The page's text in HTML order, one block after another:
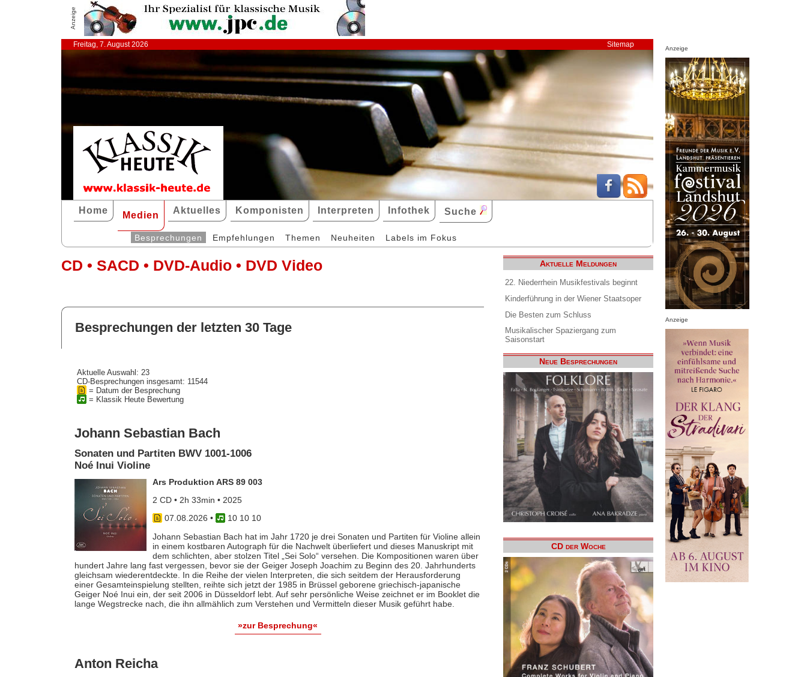
Anzeige
Freitag, 7. August 2026 Sitemap
Home Medien Aktuelles Komponisten Interpreten Infothek Suche
Besprechungen Empfehlungen Themen Neuheiten Labels im Fokus
CD • SACD • DVD-Audio • DVD Video
Besprechungen der letzten 30 Tage
Aktuelle Auswahl: 23
CD-Besprechungen insgesamt: 11544
= Datum der Besprechung
= Klassik Heute Bewertung
Johann Sebastian Bach
Sonaten und Partiten BWV 1001-1006
Noé Inui Violine
Ars Produktion ARS 89 003
2 CD • 2h 33min • 2025
07.08.2026 •
10 10 10
Johann Sebastian Bach hat im Jahr 1720 je drei Sonaten und Partiten für Violine allein
in einem kostbaren Autograph für die Nachwelt überliefert und dieses Manuskript mit
dem schlichten, aber stolzen Titel „Sei Solo“ versehen. Die Kompositionen waren über
hundert Jahre lang fast vergessen, bevor sie der Geiger Joseph Joachim zu Beginn des 20. Jahrhunderts
gleichsam wiederentdeckte. In die Reihe der vielen Interpreten, die sich seitdem der Herausforderung
einer Gesamteinspielung stellten, reihte sich jetzt der 1985 in Brüssel geborene griechisch-japanische
Geiger Noé Inui ein, der seit 2006 in Düsseldorf lebt. Auf sehr persönliche Weise zeichnet er im Booklet die
lange Wegstrecke nach, die ihn allmählich zum Verstehen und Vermitteln dieser Musik geführt habe.
»zur Besprechung«
Anton Reicha
Aktuelle Meldungen
22. Niederrhein Musikfestivals beginnt
Kinderführung in der Wiener Staatsoper
Die Besten zum Schluss
Musikalischer Spaziergang zum
Saisonstart
Neue Besprechungen
CD der Woche
Anzeige
Anzeige